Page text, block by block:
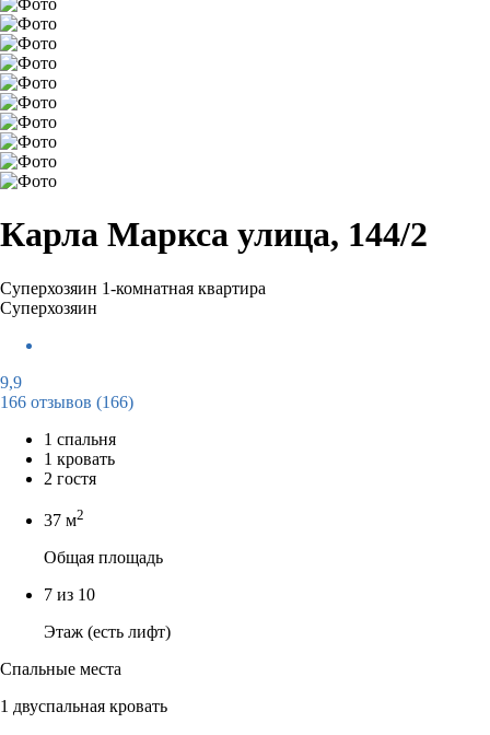
Карла Маркса улица, 144/2
Суперхозяин 1-комнатная квартира
Суперхозяин
9,9
166 отзывов (166)
1 спальня
1 кровать
2 гостя
37 м2
Общая площадь
7 из 10
Этаж (есть лифт)
Спальные места
1 двуспальная кровать